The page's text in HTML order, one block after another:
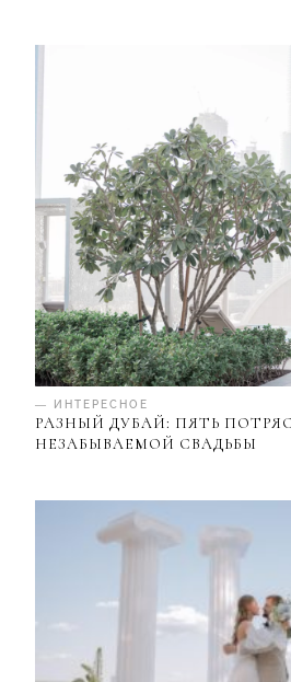
— ИНТЕРЕСНОЕ
РАЗНЫЙ ДУБАЙ: ПЯТЬ
НЕЗАБЫВАЕМОЙ СВАДЬБЫ